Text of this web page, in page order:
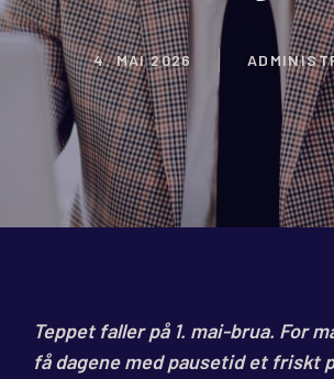
4. MAI 2026
Teppet faller på 1. mai-brua. For
få dagene med pausetid et friskt